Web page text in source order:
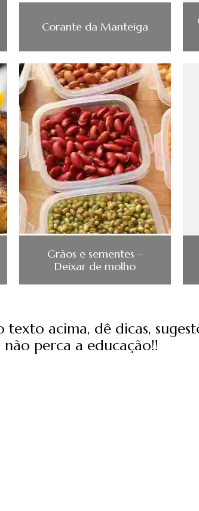
Corante da Manteiga
Grãos e sementes –
Deixar de molho
acima, dê dicas,
perca a educação!!